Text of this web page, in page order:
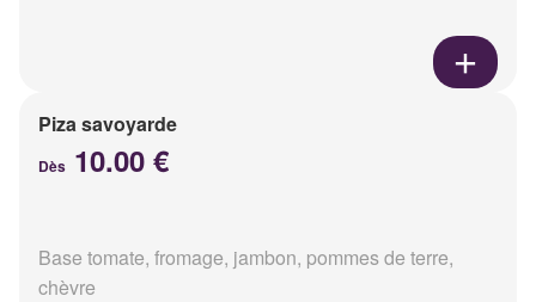
Piza savoyarde
Dès 10.00 €
Base tomate, fromage, jambon, pommes de terre,
chèvre